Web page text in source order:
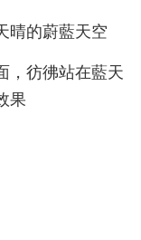
晴的蔚藍天空
，彷彿站在藍天
果